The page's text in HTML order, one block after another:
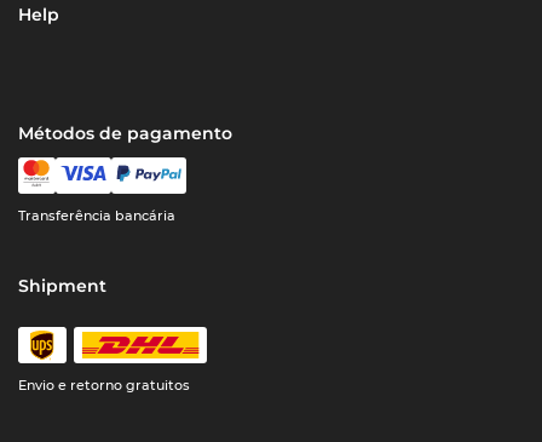
Help
Métodos de pagamento
Transferência bancária
Shipment
Envio e retorno gratuitos